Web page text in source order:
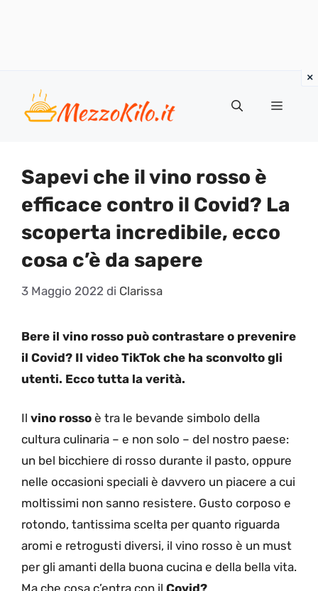
contenuto
Menu
Sapevi che il vino rosso è
efficace contro il Covid? La
scoperta incredibile, ecco
cosa c’è da sapere
3 Maggio 2022 di Clarissa
Bere il vino rosso può contrastare o prevenire
il Covid? Il video TikTok che ha sconvolto gli
utenti. Ecco tutta la verità.
Il vino rosso è tra le bevande simbolo della
cultura culinaria – e non solo – del nostro paese:
un bel bicchiere di rosso durante il pasto, oppure
nelle occasioni speciali è davvero un piacere a cui
moltissimi non sanno resistere. Gusto corposo e
rotondo, tantissima scelta per quanto riguarda
aromi e retrogusti diversi, il vino rosso è un must
per gli amanti della buona cucina e della bella vita.
Ma che cosa c’entra con il Covid?